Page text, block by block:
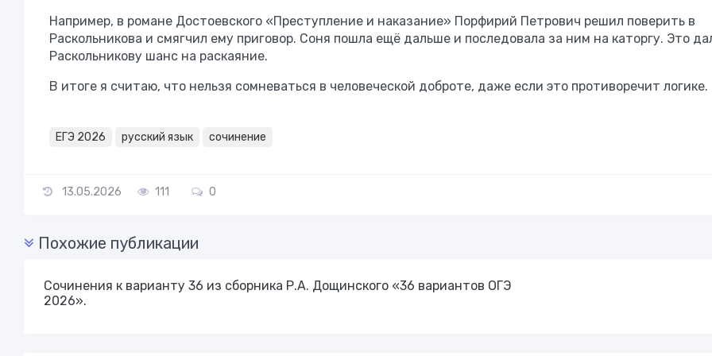
Например, в романе Достоевского «Преступление и наказание» Порфирий Петрович решил поверить в
Раскольникова и смягчил ему приговор. Соня пошла ещё дальше и последовала за ним на каторгу. Это
Раскольникову шанс на раскаяние.
В итоге я считаю, что нельзя сомневаться в человеческой доброте, даже если это противоречит логике.
ЕГЭ 2026 русский язык сочинение
13.05.2026 111 0
Похожие публикации
Сочинения к варианту 36 из сборника Р.А. Дощинского «36 вариантов ОГЭ
2026».